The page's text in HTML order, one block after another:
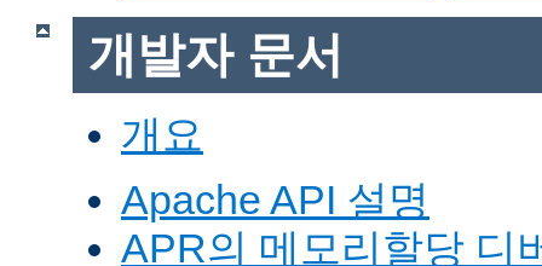
개발자 문서
개요
Apache API 설명
APR의 메모리할당 디